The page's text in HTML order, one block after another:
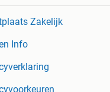
Zakelijk
Info